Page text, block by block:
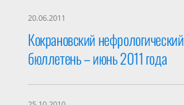
20.06.2011
Кокрановский нефрологический
бюллетень – июнь 2011 года